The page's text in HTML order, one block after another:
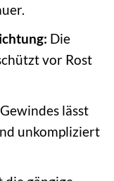
Die
vor Rost
lässt
unkompliziert